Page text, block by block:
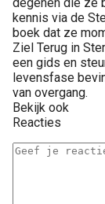
kennis via de
boek dat ze
Ziel Terug in
een gids en
levensfase
van overgang.
Bekijk ook
Reacties